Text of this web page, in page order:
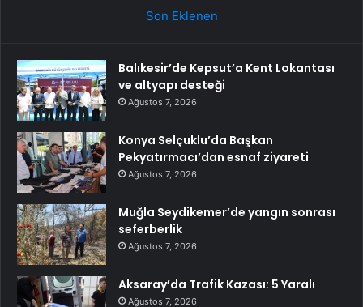
Son Eklenen
Balıkesir’de Kepsut’a Kent Lokantası
ve altyapı desteği
Ağustos 7, 2026
Konya Selçuklu’da Başkan
Pekyatırmacı’dan esnaf ziyareti
Ağustos 7, 2026
Muğla Seydikemer’de yangın sonrası
seferberlik
Ağustos 7, 2026
Aksaray’da Trafik Kazası: 5 Yaralı
Ağustos 7, 2026